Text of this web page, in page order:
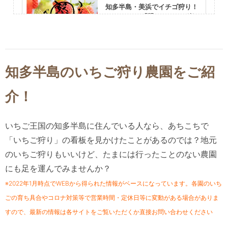
知多半島・美浜でイチゴ狩り！
NEW OPEN「繋ベリー」の楽し
知多半島のいちご狩り農園をご紹
介！
いちご王国の知多半島に住んでいる人なら、あちこちで
「いちご狩り」の看板を見かけたことがあるのでは？地元
のいちご狩りもいいけど、たまには行ったことのない農園
にも足を運んでみませんか？
※2022年1月時点でWEBから得られた情報がベースになっています。各園のいち
ごの育ち具合やコロナ対策等で営業時間・定休日等に変動がある場合がありま
すので、最新の情報は各サイトをご覧いただくか直接お問い合わせください